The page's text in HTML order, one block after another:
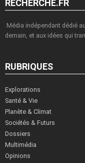
RECHERCHE.FR
Média indépendant dédié
demain, et aux idées qui
RUBRIQUES
Explorations
Santé & Vie
Planète & Climat
Sociétés & Futurs
Dossiers
Multimédia
Opinions